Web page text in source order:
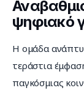
ψηφιακό
Η ομάδα
τεράστια
παγκόσμιας